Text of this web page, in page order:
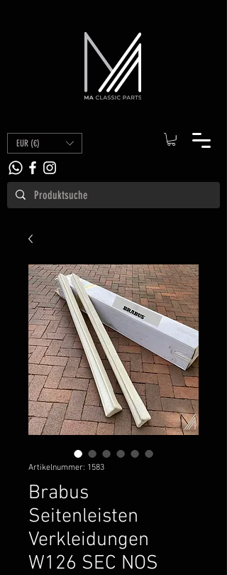
EUR (€)
Artikelnummer: 1583
Brabus
Seitenleisten
Verkleidungen
W126 SEC NOS